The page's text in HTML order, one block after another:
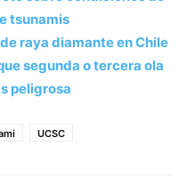
tsunamis
raya diamante en Chile
segunda o tercera ola
peligrosa
UCSC